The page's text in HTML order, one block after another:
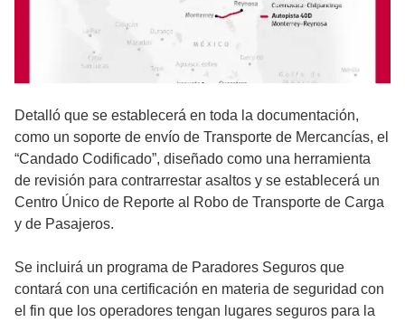
Detalló que se establecerá en toda la documentación,
como un soporte de envío de Transporte de Mercancías, el
“Candado Codificado”, diseñado como una herramienta
de revisión para contrarrestar asaltos y se establecerá un
Centro Único de Reporte al Robo de Transporte de Carga
y de Pasajeros.
Se incluirá un programa de Paradores Seguros que
contará con una certificación en materia de seguridad con
el fin que los operadores tengan lugares seguros para la